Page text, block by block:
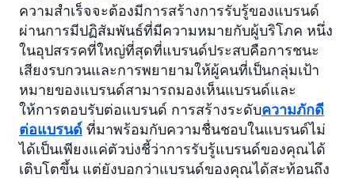
ความสำเร็จจะต้องมีการสร้างการรับรู้ของแบรนด์
ผ่านการมีปฏิสัมพันธ์ที่มีความหมายกับผู้บริโภค หนึ่ง
ในอุปสรรคที่ใหญ่ที่สุดที่แบรนด์ประสบคือการชนะ
เสียงรบกวนและการพยายามให้ผู้คนที่เป็นกลุ่มเป้า
หมายของแบรนด์สามารถมองเห็นแบรนด์และ
ให้การตอบรับต่อแบรนด์ การสร้างระดับความภักดี
ต่อแบรนด์ ที่มาพร้อมกับความชื่นชอบในแบรนด์ไม่
ได้เป็นเพียงแค่ตัวบ่งชี้ว่าการรับรู้แบรนด์ของคุณได้
เติบโตขึ้น แต่ยังบอกว่าแบรนด์ของคุณได้สะท้อนถึง